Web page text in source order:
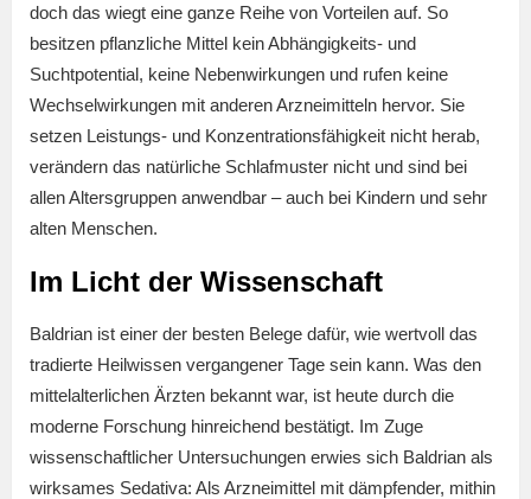
doch das wiegt eine ganze Reihe von Vorteilen auf. So
besitzen pflanzliche Mittel kein Abhängigkeits- und
Suchtpotential, keine Nebenwirkungen und rufen keine
Wechselwirkungen mit anderen Arzneimitteln hervor. Sie
setzen Leistungs- und Konzentrationsfähigkeit nicht herab,
verändern das natürliche Schlafmuster nicht und sind bei
allen Altersgruppen anwendbar – auch bei Kindern und sehr
alten Menschen.
Im Licht der Wissenschaft
Baldrian ist einer der besten Belege dafür, wie wertvoll das
tradierte Heilwissen vergangener Tage sein kann. Was den
mittelalterlichen Ärzten bekannt war, ist heute durch die
moderne Forschung hinreichend bestätigt. Im Zuge
wissenschaftlicher Untersuchungen erwies sich Baldrian als
wirksames Sedativa: Als Arzneimittel mit dämpfender, mithin